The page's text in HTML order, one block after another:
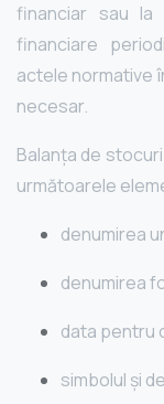
financiar sau la
financiare
actele normative
necesar.
Balanța de
următoarele
denumirea
denumirea
data pentru
simbolul și